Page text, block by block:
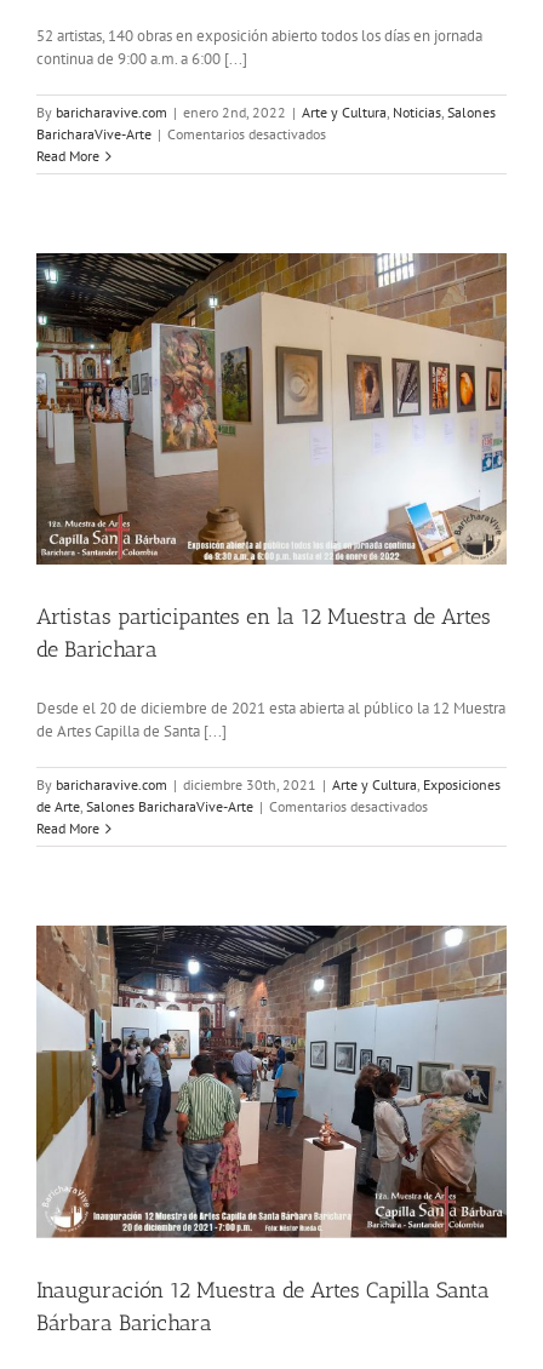
52 artistas, 140 obras en exposición abierto todos los días en jornada
continua de 9:00 a.m. a 6:00 [...]
By baricharavive.com | enero 2nd, 2022 | Arte y Cultura, Noticias, Salones
BaricharaVive-Arte | Comentarios desactivadosen
Muestra
Santa
Bárbara
Barichara
Read More
Artistas participantes en la 12 Muestra de Artes
de Barichara
Desde el 20 de diciembre de 2021 esta abierta al público la 12 Muestra
de Artes Capilla de Santa [...]
By baricharavive.com | diciembre 30th, 2021 | Arte y Cultura, Exposiciones
de Arte, Salones BaricharaVive-Arte | Comentarios desactivadosen
participantes
Muestra
de
Artes
de
Barichara
Read More
Inauguración 12 Muestra de Artes Capilla Santa
Bárbara Barichara